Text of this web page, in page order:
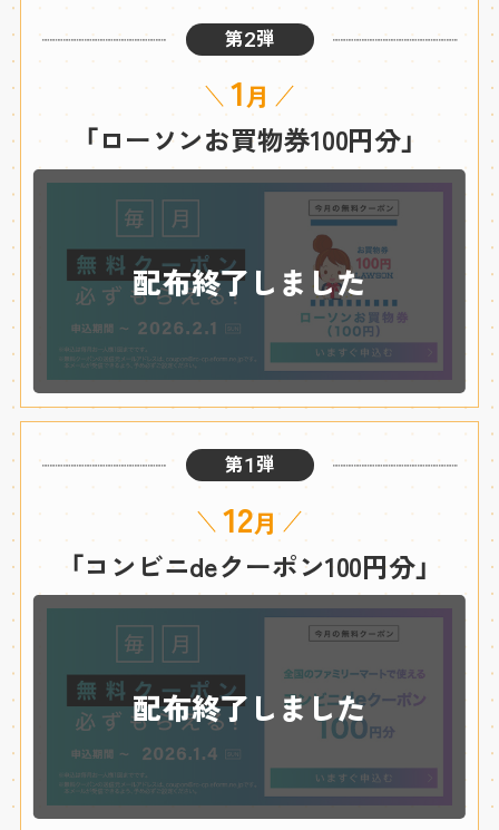
第2弾
1月
「ローソンお買物券100円分」
配布終了しました
第1弾
12月
「コンビニdeクーポン100円分」
配布終了しました